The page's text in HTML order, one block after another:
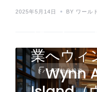
2025年5月14日 BY ワール
ドバイ不動産投資
UAE（ア
業へウィ
「Wynn